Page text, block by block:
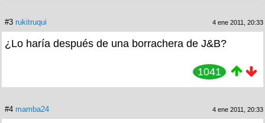
#3 rukitruqui 4 ene 2011, 20:33
¿Lo haría después de una borrachera de J&B?
1041
#4 mamba24 4 ene 2011, 20:33